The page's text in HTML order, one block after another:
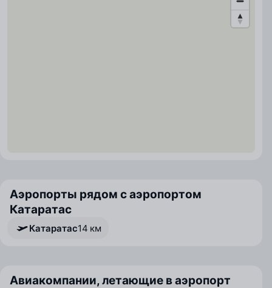
Аэропорты рядом с аэропортом
Катаратас
Катаратас14 км
Авиакомпании, летающие в аэропорт